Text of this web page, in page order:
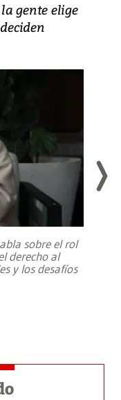
gente elige
sobre el rol
derecho al
y los desafíos